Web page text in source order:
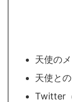
天使の
天使と
Twitter